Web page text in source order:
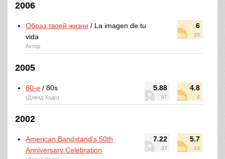
2006
6
20
Образ твоей жизни / La imagen de tu
vida
Актер
2005
5.88
97
4.8
6
80-е / 80s
(Дэвид Ходо)
2002
7.22
37
5.7
43
American Bandstand's 50th
Anniversary Celebration